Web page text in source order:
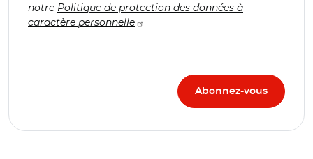
notre Politique de protection des données à
caractère personnelle